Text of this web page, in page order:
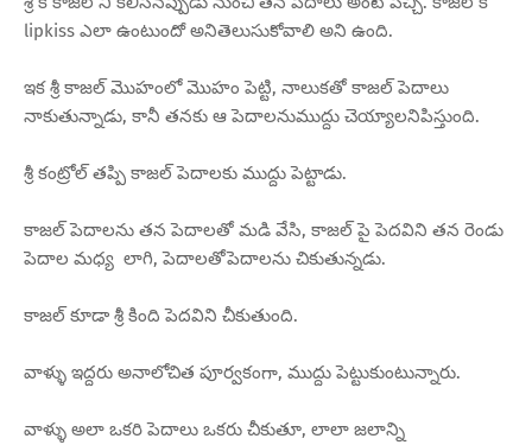
lipkiss ఎలా ఉంటుందో అనితెలుసుకోవాలి అని ఉంది.
ఇక శ్రీ కాజల్ మొహంలో మొహం పెట్టి, నాలుకతో కాజల్ పెదాలు
నాకుతున్నాడు, కానీ తనకు ఆ పెదాలనుముద్దు చెయ్యాలనిపిస్తుంది.
శ్రీ కంట్రోల్ తప్పి కాజల్ పెదాలకు ముద్దు పెట్టాడు.
కాజల్ పెదాలను తన పెదాలతో మడి వేసి, కాజల్ పై పెదవిని తన రెండు
పెదాల మధ్య లాగి, పెదాలతోపెదాలను చికుతున్నడు.
కాజల్ కూడా శ్రీ కింది పెదవిని చీకుతుంది.
వాళ్ళు ఇద్దరు అనాలోచిత పూర్వకంగా, ముద్దు పెట్టుకుంటున్నారు.
వాళ్ళు అలా ఒకరి పెదాలు ఒకరు చీకుతూ, లాలా జలాన్ని